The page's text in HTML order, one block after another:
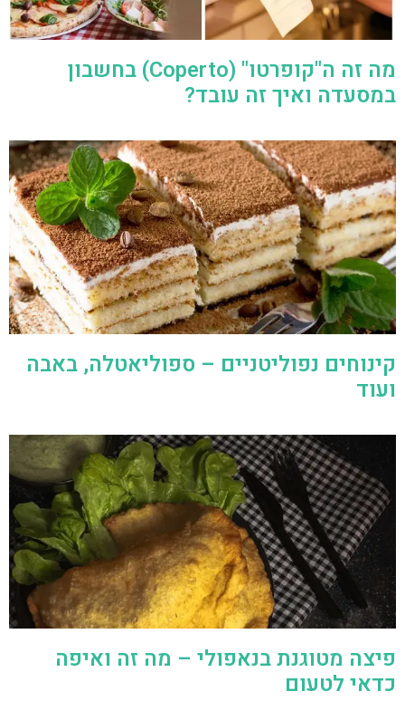
מה זה ה"קופרטו" (Coperto) בחשבון
במסעדה ואיך זה עובד?
קינוחים נפוליטניים – ספוליאטלה, באבה
ועוד
פיצה מטוגנת בנאפולי – מה זה ואיפה
כדאי לטעום